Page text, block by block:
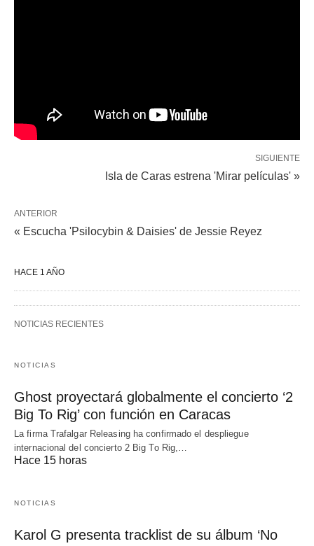
SIGUIENTE
Isla de Caras estrena 'Mirar películas' »
ANTERIOR
« Escucha 'Psilocybin & Daisies' de Jessie Reyez
HACE 1 AÑO
NOTICIAS RECIENTES
NOTICIAS
Ghost proyectará globalmente el concierto ‘2
Big To Rig’ con función en Caracas
La firma Trafalgar Releasing ha confirmado el despliegue
internacional del concierto 2 Big To Rig,…
Hace 15 horas
NOTICIAS
Karol G presenta tracklist de su álbum ‘No